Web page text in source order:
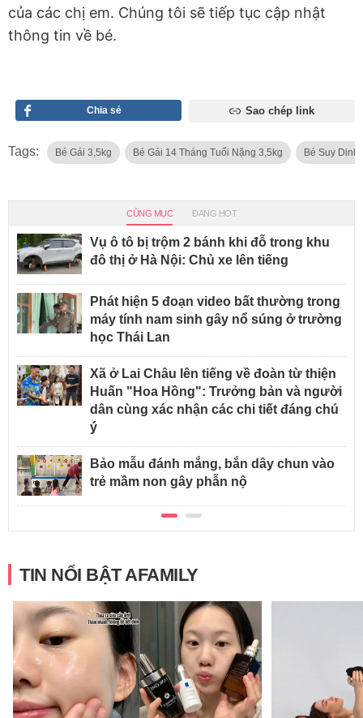
của các chị em. Chúng tôi sẽ tiếp tục cập nhật
thông tin về bé.
Chia sẻ Sao chép link
Tags: Bé Gái 3,5kg Bé Gái 14 Tháng Tuổi Nặng 3,5kg Bé Suy
CÙNG MỤC ĐANG HOT
Vụ ô tô bị trộm 2 bánh khi đỗ trong khu
đô thị ở Hà Nội: Chủ xe lên tiếng
Phát hiện 5 đoạn video bất thường trong
máy tính nam sinh gây nổ súng ở trường
học Thái Lan
Xã ở Lai Châu lên tiếng về đoàn từ thiện
Huấn "Hoa Hồng": Trưởng bản và người
dân cùng xác nhận các chi tiết đáng chú
ý
Bảo mẫu đánh mắng, bắn dây chun vào
trẻ mầm non gây phẫn nộ
TIN NỔI BẬT AFAMILY